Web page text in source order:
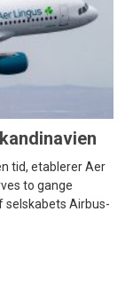
tid, etablerer Aer
to gange
Airbus-